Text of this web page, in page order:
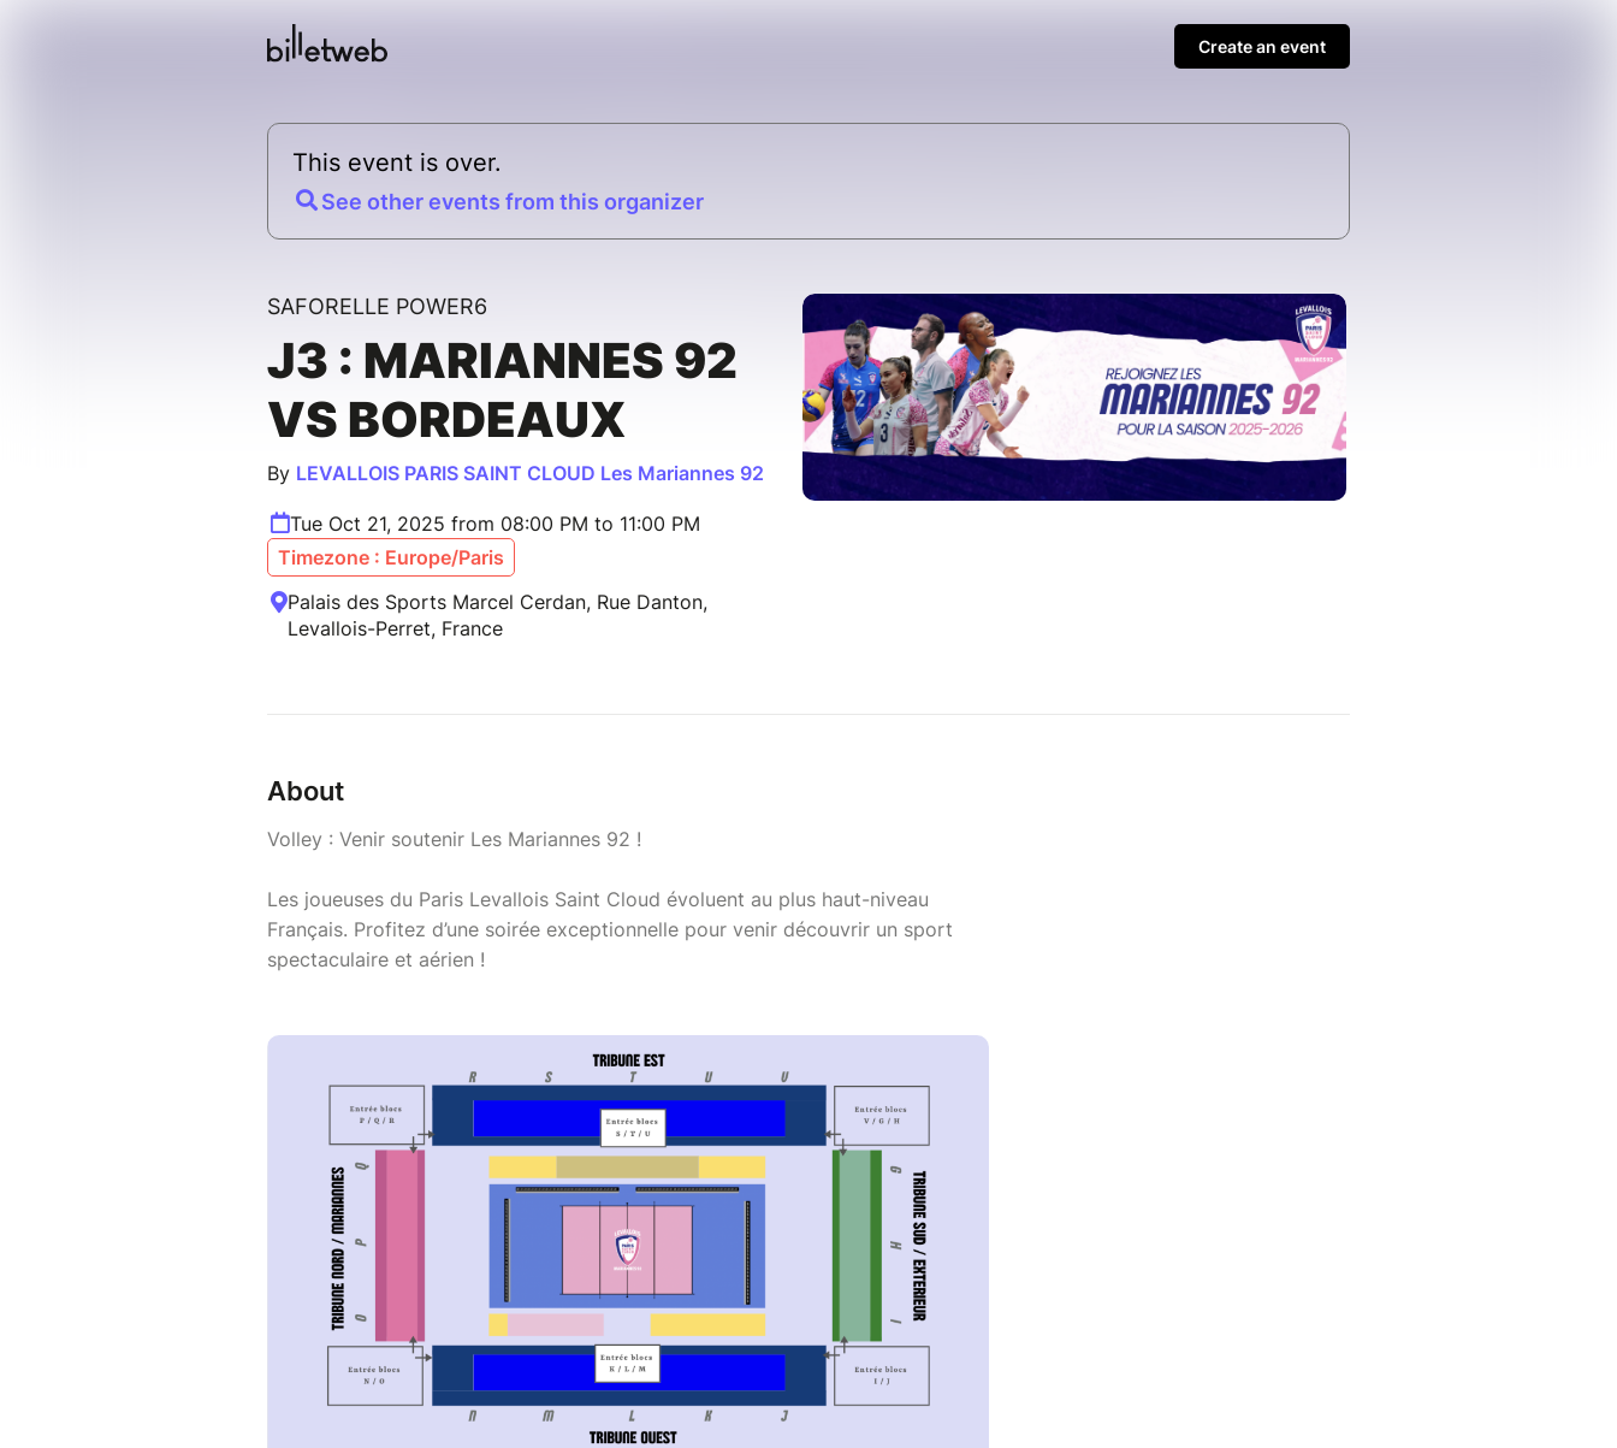
Create an event
This event is over.
See other events from this organizer
SAFORELLE POWER6
J3 : MARIANNES 92
VS BORDEAUX
By LEVALLOIS PARIS SAINT CLOUD Les Mariannes 92
Tue Oct 21, 2025 from 08:00 PM to 11:00 PM
Timezone : Europe/Paris
Palais des Sports Marcel Cerdan, Rue Danton,
Levallois-Perret, France
About
Volley : Venir soutenir Les Mariannes 92 !
Les joueuses du Paris Levallois Saint Cloud évoluent au plus haut-niveau
Français. Profitez d’une soirée exceptionnelle pour venir découvrir un sport
spectaculaire et aérien !